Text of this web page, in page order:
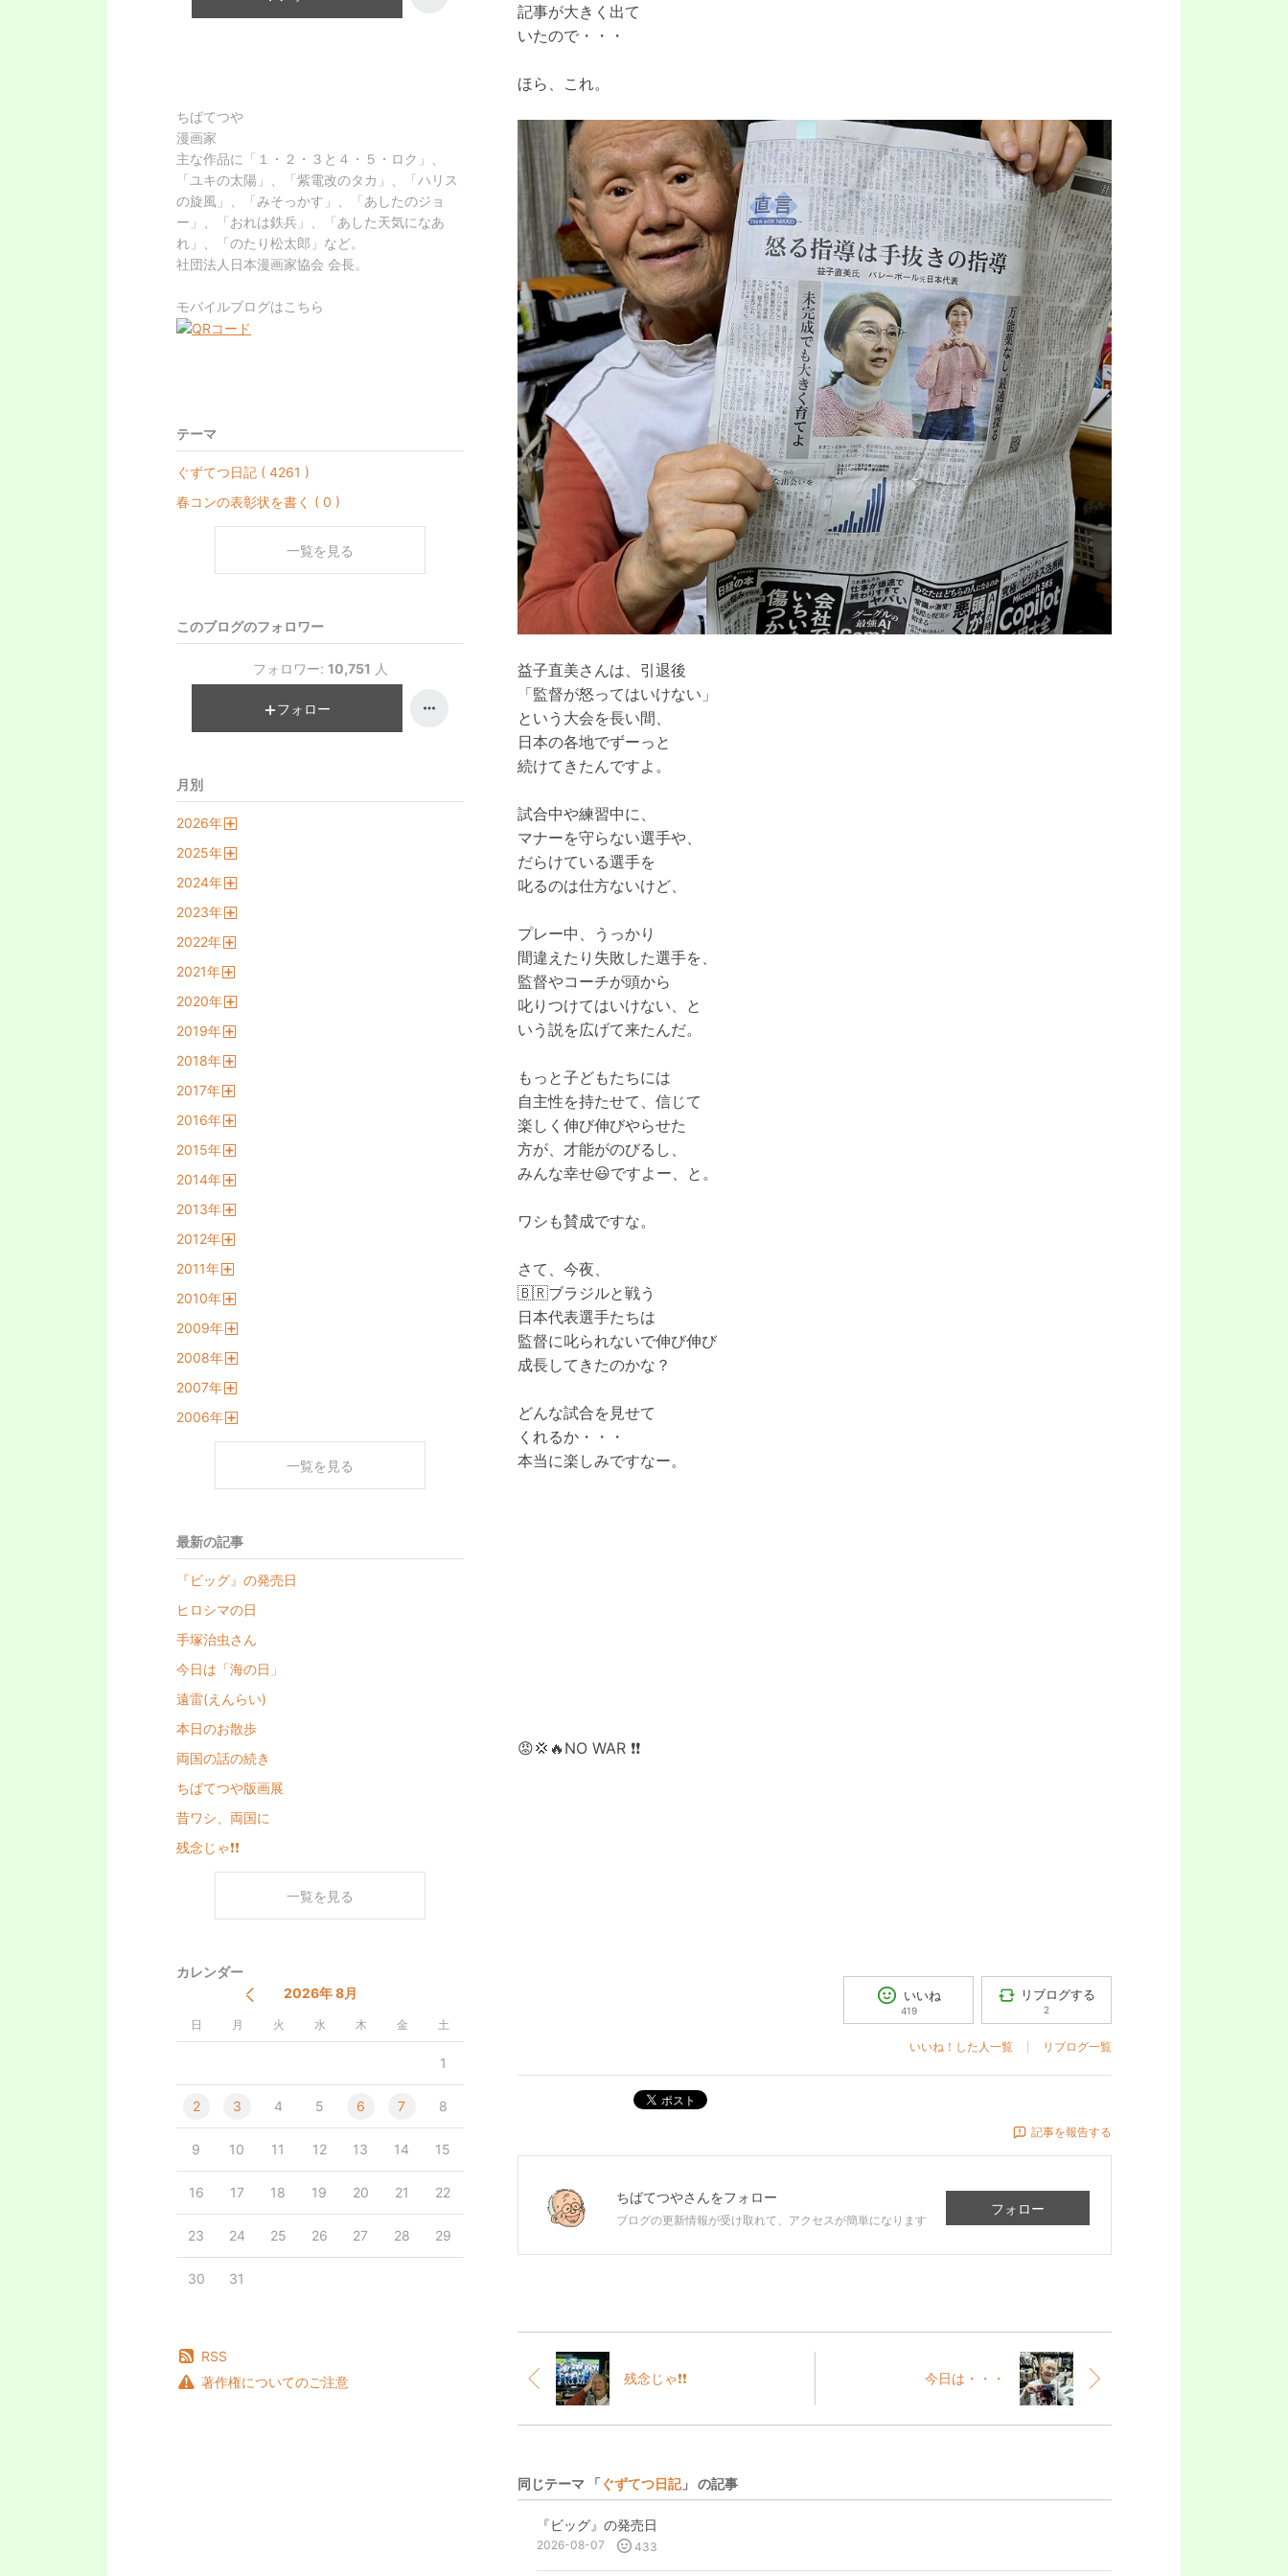
記事が大きく出て
いたので・・・
ほら、これ。
益子直美さんは、引退後
「監督が怒ってはいけない」
という大会を長い間、
日本の各地でずーっと
続けてきたんですよ。
試合中や練習中に、
マナーを守らない選手や、
だらけている選手を
叱るのは仕方ないけど、
プレー中、うっかり
間違えたり失敗した選手を、
監督やコーチが頭から
叱りつけてはいけない、と
いう説を広げて来たんだ。
もっと子どもたちには
自主性を持たせて、信じて
楽しく伸び伸びやらせた
方が、才能がのびるし、
みんな幸せ😃ですよー、と。
ワシも賛成ですな。
さて、今夜、
🇧🇷ブラジルと戦う
日本代表選手たちは
監督に叱られないで伸び伸び
成長してきたのかな？
どんな試合を見せて
くれるか・・・
本当に楽しみですなー。
😡💢🔥NO WAR ❗❗
いいね
419
リブログする
2
いいね！した人一覧 リブログ一覧
ポスト
記事を報告する
ちばてつやさんをフォロー
ブログの更新情報が受け取れて、アクセスが簡単になります
フォロー
残念じゃ❗❗ 今日は・・・
同じテーマ 「ぐずてつ日記」 の記事
『ビッグ』の発売日
2026-08-07 433
ちばてつや
漫画家
主な作品に「１・２・３と４・５・ロク」、
「ユキの太陽」、「紫電改のタカ」、「ハリス
の旋風」、「みそっかす」、「あしたのジョ
ー」、「おれは鉄兵」、「あした天気になあ
れ」、「のたり松太郎」など。
社団法人日本漫画家協会 会長。
モバイルブログはこちら
テーマ
ぐずてつ日記 ( 4261 )
春コンの表彰状を書く ( 0 )
一覧を見る
このブログのフォロワー
フォロワー: 10,751 人
フォロー
月別
2026年
2025年
2024年
2023年
2022年
2021年
2020年
2019年
2018年
2017年
2016年
2015年
2014年
2013年
2012年
2011年
2010年
2009年
2008年
2007年
2006年
一覧を見る
最新の記事
『ビッグ』の発売日
ヒロシマの日
手塚治虫さん
今日は「海の日」
遠雷(えんらい)
本日のお散歩
両国の話の続き
ちばてつや版画展
昔ワシ、両国に
残念じゃ❗❗
一覧を見る
カレンダー
2026年 8月
日 月 火 水 木 金 土
1
2 3 4 5 6 7 8
9 10 11 12 13 14 15
16 17 18 19 20 21 22
23 24 25 26 27 28 29
30 31
RSS
著作権についてのご注意